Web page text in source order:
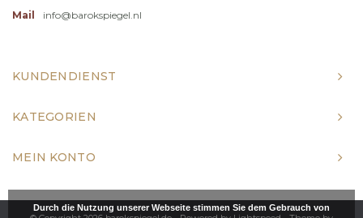
Mail
info@barokspiegel.nl
KUNDENDIENST
KATEGORIEN
MEIN KONTO
Durch die Nutzung unserer Webseite stimmen Sie dem Gebrauch von